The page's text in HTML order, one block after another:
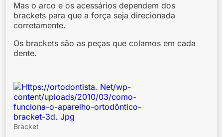
Mas o arco e os acessários dependem dos
brackets para que a força seja direcionada
corretamente.
Os brackets são as peças que colamos em cada
dente.
Bracket